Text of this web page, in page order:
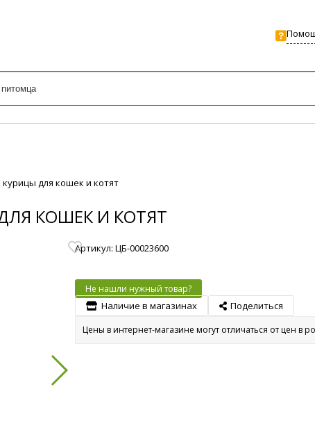
курицы для кошек и котят
КОШЕК И КОТЯТ
Артикул: ЦБ-00023600
Не нашли нужный товар?
Наличие в магазинах Поделиться
Цены в интернет-магазине могут отличаться от цен в